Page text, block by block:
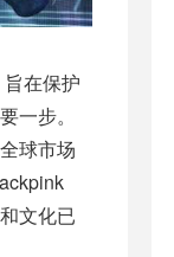
在保护
一步。
球市场
文化已